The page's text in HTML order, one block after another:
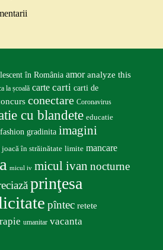
în România amor analyze this
la școală carte carti carti de
conectare Coronavirus
cu blandete educatie
fashion gradinita imagini
joacă în străinătate limite mancare
micul iv micul ivan nocturne
prinţesa
pîntec retete
umanitar vacanta